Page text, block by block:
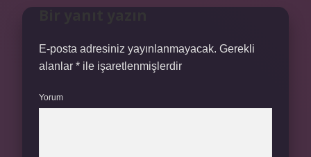
E-posta adresiniz yayınlanmayacak. Gerekli
alanlar * ile işaretlenmişlerdir
Yorum